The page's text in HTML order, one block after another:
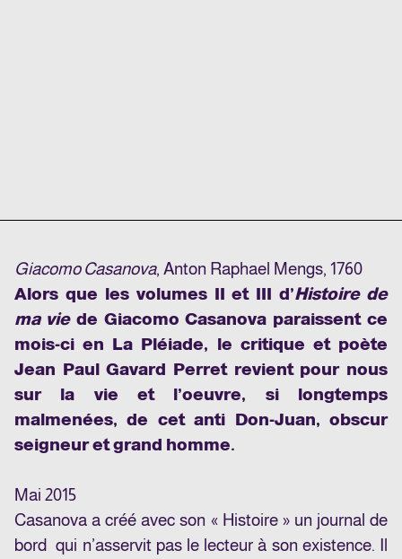
Giacomo Casanova, Anton Raphael Mengs, 1760
Alors que les volumes II et III d’Histoire de
ma viede Giacomo Casanova paraissent ce
mois-ci en La Pléiade, le critique et poète
Jean Paul Gavard Perret revient pour nous
sur la vie et l’oeuvre, si longtemps
malmenées, de cet anti Don-Juan, obscur
seigneur et grand homme.
Mai 2015
Casanova a créé avec son « Histoire » un journal de
bord qui n’asservit pas le lecteur à son existence. Il